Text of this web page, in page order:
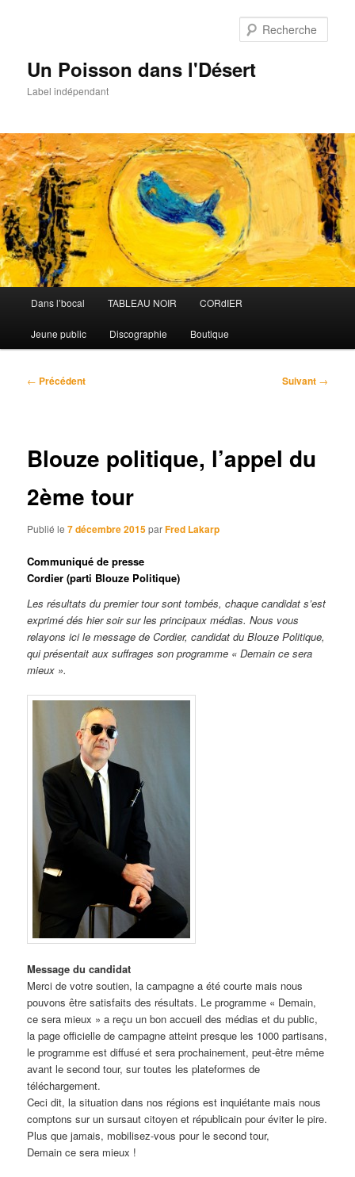
Un Poisson dans l'Désert
Label indépendant
Dans l’bocal TABLEAU NOIR CORdIER
Jeune public Discographie Boutique
Navigation
← Précédent Suivant →
Blouze politique, l’appel du
2ème tour
Publié le7 décembre 2015parFred Lakarp
Communiqué de presse
Cordier (parti Blouze Politique)
Les résultats du premier tour sont tombés, chaque candidat s’est
exprimé dés hier soir sur les principaux médias. Nous vous
relayons ici le message de Cordier, candidat du Blouze Politique,
qui présentait aux suffrages son programme « Demain ce sera
mieux ».
Message du candidat
Merci de votre soutien, la campagne a été courte mais nous
pouvons être satisfaits des résultats. Le programme « Demain,
ce sera mieux » a reçu un bon accueil des médias et du public,
la page officielle de campagne atteint presque les 1000 partisans,
le programme est diffusé et sera prochainement, peut-être même
avant le second tour, sur toutes les plateformes de
téléchargement.
Ceci dit, la situation dans nos régions est inquiétante mais nous
comptons sur un sursaut citoyen et républicain pour éviter le pire.
Plus que jamais, mobilisez-vous pour le second tour,
Demain ce sera mieux !